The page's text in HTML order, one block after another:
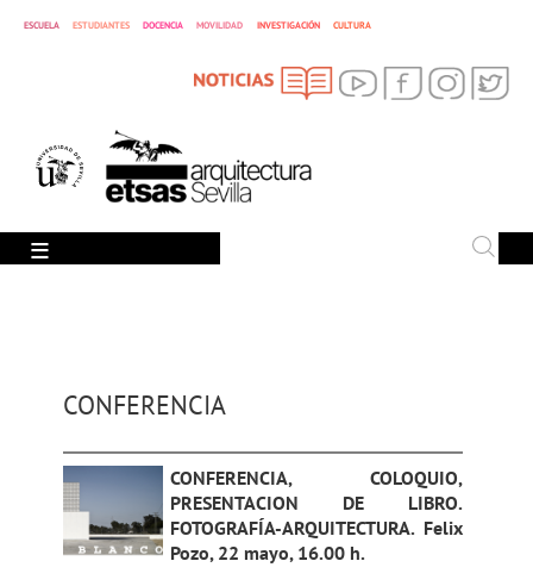
ESCUELA ESTUDIANTES DOCENCIA MOVILIDAD INVESTIGACIÓN CULTURA
CONFERENCIA
CONFERENCIA, COLOQUIO,
PRESENTACION DE LIBRO.
FOTOGRAFÍA-ARQUITECTURA. Felix
Pozo, 22 mayo, 16.00 h.